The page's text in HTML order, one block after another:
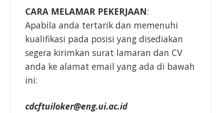
CARA MELAMAR PEKERJAAN:
Apabila anda tertarik dan memenuhi
kualifikasi pada posisi yang disediakan
segera kirimkan surat lamaran dan CV
anda ke alamat email yang ada di bawah
ini:
cdcftuiloker@eng.ui.ac.id